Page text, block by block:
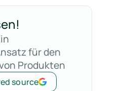
für den
Produkten
source